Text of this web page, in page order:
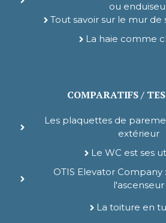
ou
Tout savoir sur le mur
La haie comme
COMPARATIFS /
Les plaquettes de
extérieur
Le WC est ses
OTIS Elevator Company
l'ascenseur
La toiture en